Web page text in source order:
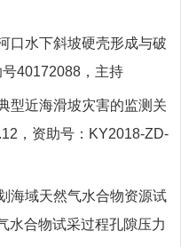
口水下斜坡硬壳形成与破
号40172088 ，主持
型近海滑坡灾害的监测关
，资助号： KY2018-ZD-
海域天然气水合物资源试
水合物试采过程孔隙压力